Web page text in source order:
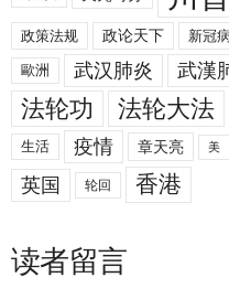
政策法规 政论天下 新冠
歐洲 武汉肺炎 武漢
法轮功 法轮大法
生活 疫情 章天亮 美
英国 轮回 香港
读者留言